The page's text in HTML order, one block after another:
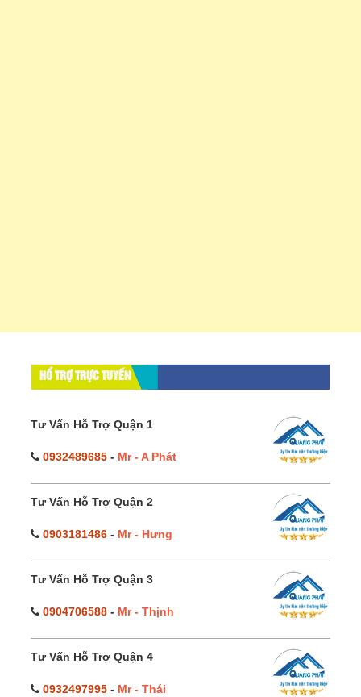
HỔ TRỢ TRỰC TUYẾN
Tư Vấn Hỗ Trợ Quận 1
0932489685 - Mr - A Phát
Tư Vấn Hỗ Trợ Quận 2
0903181486 - Mr - Hưng
Tư Vấn Hỗ Trợ Quận 3
0904706588 - Mr - Thịnh
Tư Vấn Hỗ Trợ Quận 4
0932497995 - Mr - Thái